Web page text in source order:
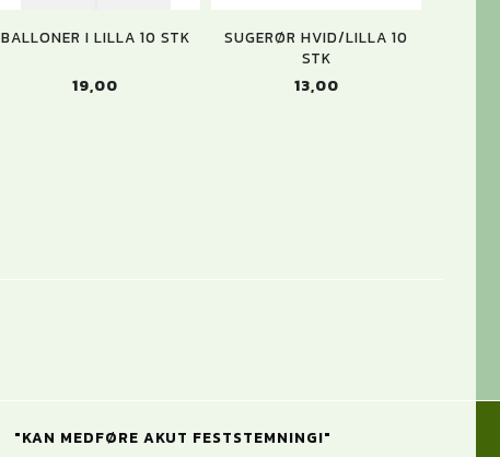
BALLONER I LILLA 10 STK
19,00
SUGERØR HVID/LILLA 10
STK
13,00
"KAN MEDFØRE AKUT FESTSTEMNING!"